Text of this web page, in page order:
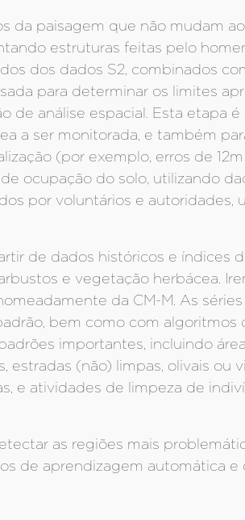
da paisagem que não mudam
estruturas feitas pelo
dos dados S2, combinados
para determinar os limites
análise espacial. Esta etapa
a ser monitorada, e também
(por exemplo, erros de
ocupação do solo, utilizando
por voluntários e autoridades,
de dados históricos e índices
e vegetação herbácea.
da CM-M. As
bem como com algoritmos
importantes, incluindo
(não) limpas, olivais ou
e atividades de limpeza de
as regiões mais
de aprendizagem automática